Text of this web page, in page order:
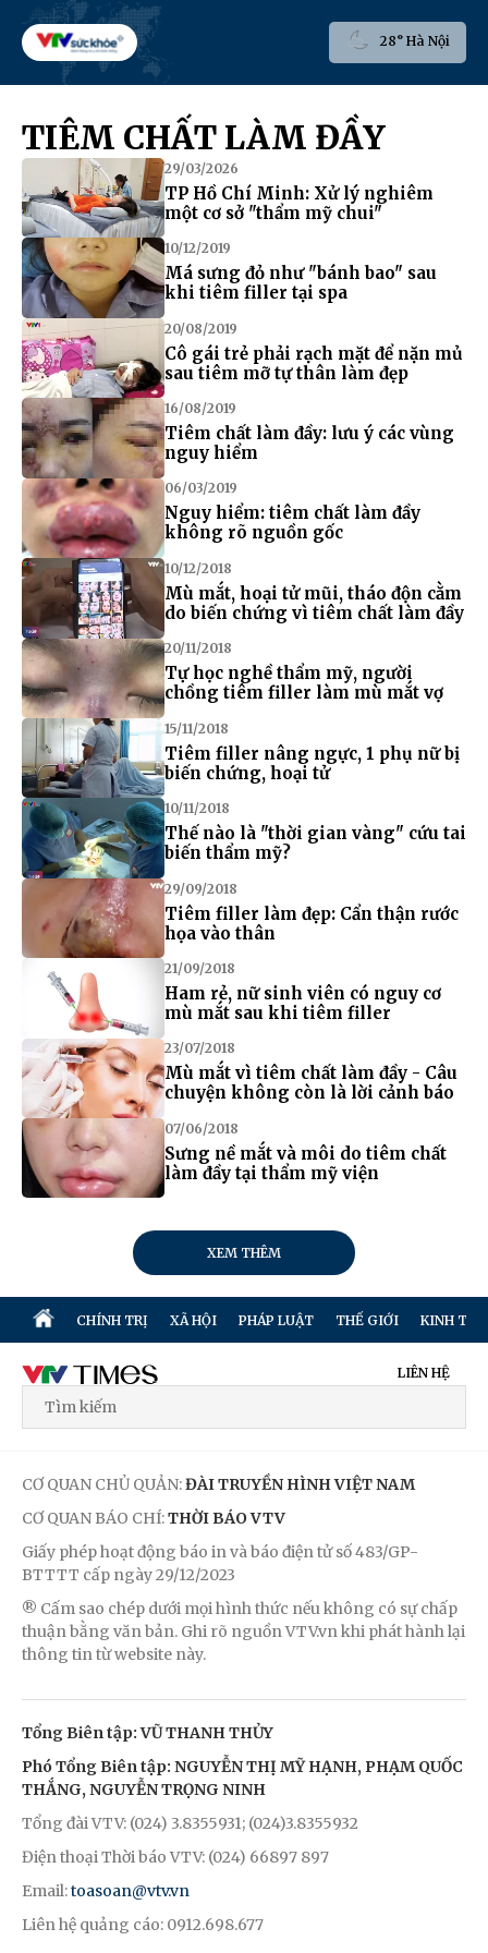
28° Hà Nội
TIÊM CHẤT LÀM ĐẦY
29/03/2026
TP Hồ Chí Minh: Xử lý nghiêm
một cơ sở "thẩm mỹ chui"
10/12/2019
Má sưng đỏ như "bánh bao" sau
khi tiêm filler tại spa
20/08/2019
Cô gái trẻ phải rạch mặt để nặn mủ
sau tiêm mỡ tự thân làm đẹp
16/08/2019
Tiêm chất làm đầy: lưu ý các vùng
nguy hiểm
06/03/2019
Nguy hiểm: tiêm chất làm đầy
không rõ nguồn gốc
10/12/2018
Mù mắt, hoại tử mũi, tháo độn cằm
do biến chứng vì tiêm chất làm đầy
20/11/2018
Tự học nghề thẩm mỹ, người
chồng tiêm filler làm mù mắt vợ
15/11/2018
Tiêm filler nâng ngực, 1 phụ nữ bị
biến chứng, hoại tử
10/11/2018
Thế nào là "thời gian vàng" cứu tai
biến thẩm mỹ?
29/09/2018
Tiêm filler làm đẹp: Cẩn thận rước
họa vào thân
21/09/2018
Ham rẻ, nữ sinh viên có nguy cơ
mù mắt sau khi tiêm filler
23/07/2018
Mù mắt vì tiêm chất làm đầy - Câu
chuyện không còn là lời cảnh báo
07/06/2018
Sưng nề mắt và môi do tiêm chất
làm đầy tại thẩm mỹ viện
XEM THÊM
CHÍNH TRỊ XÃ HỘI PHÁP LUẬT THẾ GIỚI KINH TẾ
LIÊN HỆ
CƠ QUAN CHỦ QUẢN:ĐÀI TRUYỀN HÌNH VIỆT NAM
CƠ QUAN BÁO CHÍ:THỜI BÁO VTV
Giấy phép hoạt động báo in và báo điện tử số 483/GP-
BTTTT cấp ngày 29/12/2023
® Cấm sao chép dưới mọi hình thức nếu không có sự chấp
thuận bằng văn bản. Ghi rõ nguồn VTV.vn khi phát hành lại
thông tin từ website này.
Tổng Biên tập: VŨ THANH THỦY
Phó Tổng Biên tập: NGUYỄN THỊ MỸ HẠNH, PHẠM QUỐC
THẮNG, NGUYỄN TRỌNG NINH
Tổng đài VTV: (024) 3.8355931; (024)3.8355932
Điện thoại Thời báo VTV: (024) 66897 897
Email:toasoan@vtv.vn
Liên hệ quảng cáo: 0912.698.677